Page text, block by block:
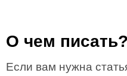
О чем писать?
Если вам нужна